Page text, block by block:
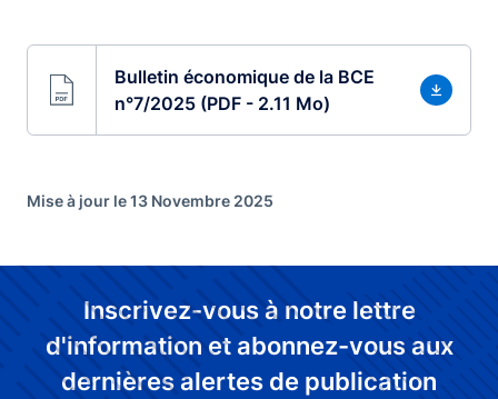
Bulletin économique de la BCE
n°7/2025 (PDF - 2.11 Mo)
Mise à jour le 13 Novembre 2025
Inscrivez-vous à notre lettre
d'information et abonnez-vous aux
dernières alertes de publication